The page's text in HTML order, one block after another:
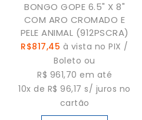
BONGO GOPE 6.5" X 8"
COM ARO CROMADO E
PELE ANIMAL (912PSCRA)
R$817,45 à vista no PIX /
Boleto ou
R$ 961,70 em até
10x de R$ 96,17 s/ juros no
cartão